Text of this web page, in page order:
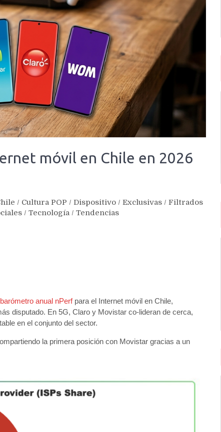
móvil en Chile en 2026
/ Cultura POP / Dispositivo / Exclusivas / Filtrados
/ Tecnología / Tendencias
barómetro anual nPerfpara el Internet móvil en Chile,
disputado. En 5G, Claro y Movistar co-lideran de cerca,
en el conjunto del sector.
la primera posición con Movistar gracias a un